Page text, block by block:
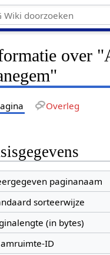
over
Overleg
paginanaam
sorteerwijze
(in bytes)
ID